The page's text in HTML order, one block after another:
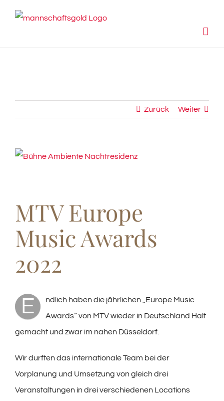
Zurück Weiter
View
MTV Europe
Music Awards
2022
E
ndlich haben die jährlichen „Europe Music
Awards“ von MTV wieder in Deutschland Halt
gemacht und zwar im nahen Düsseldorf.
Wir durften das internationale Team bei der
Vorplanung und Umsetzung von gleich drei
Veranstaltungen in drei verschiedenen Locations